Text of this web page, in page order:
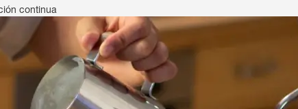
continua
15 de octubre de 2024